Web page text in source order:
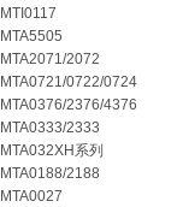
MTI0117
MTA5505
MTA2071/2072
MTA0721/0722/0724
MTA0376/2376/4376
MTA0333/2333
MTA032XH系列
MTA0188/2188
MTA0027